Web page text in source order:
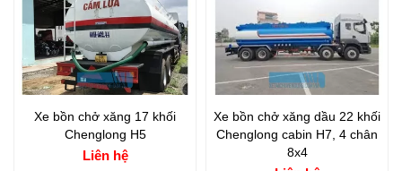
Xe bồn chở xăng 17 khối
Chenglong H5
Liên hệ
Xe bồn chở xăng dầu 22 khối
Chenglong cabin H7, 4 chân
8x4